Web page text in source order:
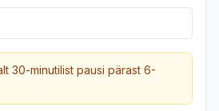
30-minutilist pausi pärast 6-